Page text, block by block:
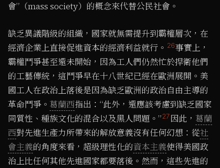
會”（mass society）的概念來代替公民社會。
缺乏異議階級的組織，國家就無需提升到霸權層次，在
經濟企業上直接促進資本的經濟利益就行。 26事實上，
霸權鬥爭甚至還未開始，因為工人們仍然忙於捍衛他們
的工藝傳統，這鬥爭早在十八世紀已經在歐洲展開。美
國工人在政治上落後是因為缺乏歐洲的政治自由主導的
革命鬥爭。 葛蘭西指出：“此外，還應該考慮到缺乏國家
同質性、種族文化的混合以及黑人問題。”27因此， 葛蘭
西對先進生產力所帶來的解放意義沒有任何幻想：從社
會主義的角度來看，超級理性化的資本主義使得美國政
治上比任何其他先進國家都要落後。然而，這些先進的